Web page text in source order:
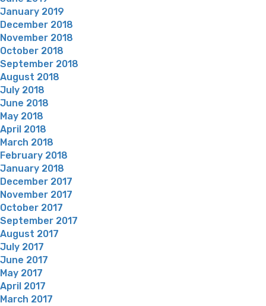
January 2019
December 2018
November 2018
October 2018
September 2018
August 2018
July 2018
June 2018
May 2018
April 2018
March 2018
February 2018
January 2018
December 2017
November 2017
October 2017
September 2017
August 2017
July 2017
June 2017
May 2017
April 2017
March 2017